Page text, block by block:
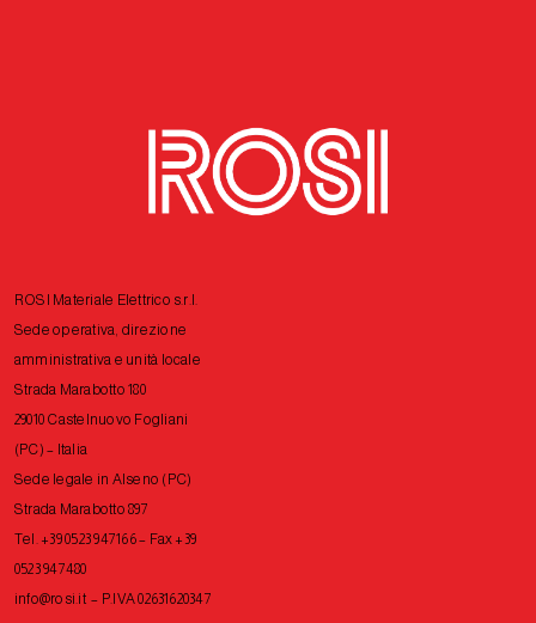
ROSI Materiale Elettrico s.r.l.
Sede operativa, direzione
amministrativa e unità locale
Strada Marabotto 180
29010 Castelnuovo Fogliani
(PC) – Italia
Sede legale in Alseno (PC)
Strada Marabotto 897
Tel. +39 0523 947166 – Fax +39
0523 947480
info@rosi.it– P.IVA 02631620347